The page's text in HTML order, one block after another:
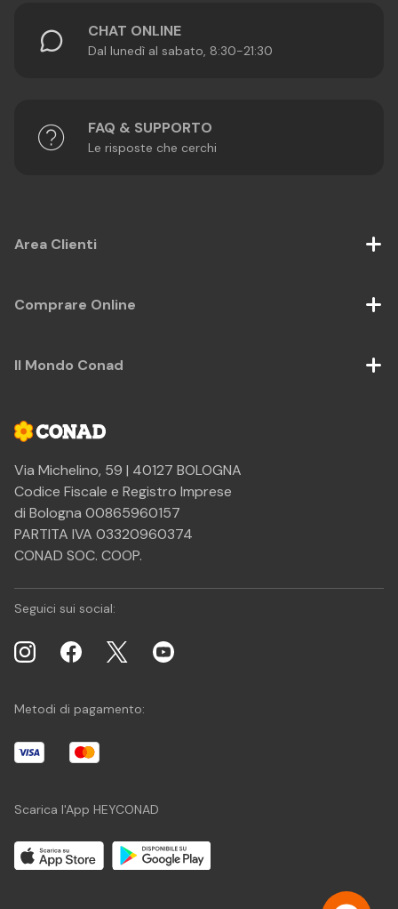
CHAT ONLINE
Dal lunedì al sabato, 8:30-21:30
FAQ & SUPPORTO
Le risposte che cerchi
Via Michelino, 59 | 40127 BOLOGNA
Codice Fiscale e Registro Imprese
di Bologna 00865960157
PARTITA IVA 03320960374
CONAD SOC. COOP.
Area Clienti
Comprare Online
Il Mondo Conad
Seguici sui social:
Metodi di pagamento:
Scarica l'App HEYCONAD